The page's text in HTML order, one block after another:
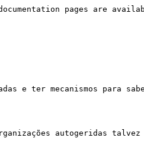
pages are
e ter mecanismos para
autogeridas